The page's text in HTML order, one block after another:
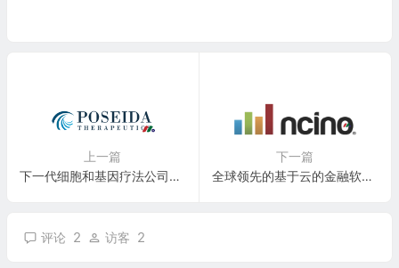
上一篇
下一代细胞和基因疗法公司：Poseida Therapeutics(PSTX)
下一篇
全球领先的基于云的金融软件提供商：nCino Inc.(NCNO)
评论 2 访客 2